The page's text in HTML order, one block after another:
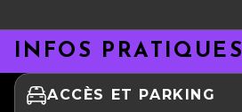
INFOS PRATIQUES
ACCÈS ET PARKING